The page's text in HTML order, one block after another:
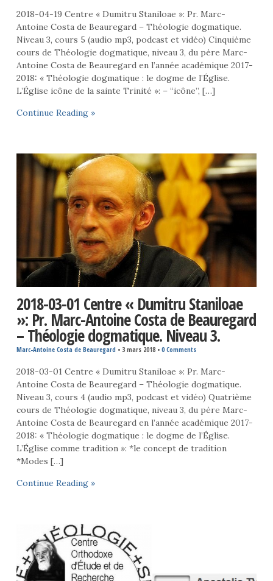
2018-04-19 Centre « Dumitru Staniloae »: Pr. Marc-
Antoine Costa de Beauregard – Théologie dogmatique.
Niveau 3, cours 5 (audio mp3, podcast et vidéo) Cinquième
cours de Théologie dogmatique, niveau 3, du père Marc-
Antoine Costa de Beauregard en l’année académique 2017-
2018: « Théologie dogmatique : le dogme de l’Église.
L’Église icône de la sainte Trinité »: – “icône”, […]
Continue Reading »
2018-03-01 Centre « Dumitru Staniloae
»: Pr. Marc-Antoine Costa de Beauregard
– Théologie dogmatique. Niveau 3.
Marc-Antoine Costa de Beauregard • 3 mars 2018• 0 Comments
2018-03-01 Centre « Dumitru Staniloae »: Pr. Marc-
Antoine Costa de Beauregard – Théologie dogmatique.
Niveau 3, cours 4 (audio mp3, podcast et vidéo) Quatrième
cours de Théologie dogmatique, niveau 3, du père Marc-
Antoine Costa de Beauregard en l’année académique 2017-
2018: « Théologie dogmatique : le dogme de l’Église.
L’Église comme tradition »: *le concept de tradition
*Modes […]
Continue Reading »